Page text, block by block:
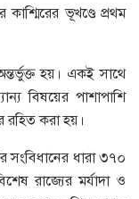
ভূখণ্ডে প্রথম
হয়। একই সাথে
বিষয়ের পাশাপাশি
রহিত করা হয়।
সংবিধানের ধারা ৩৭০
রাজ্যের মর্যাদা ও